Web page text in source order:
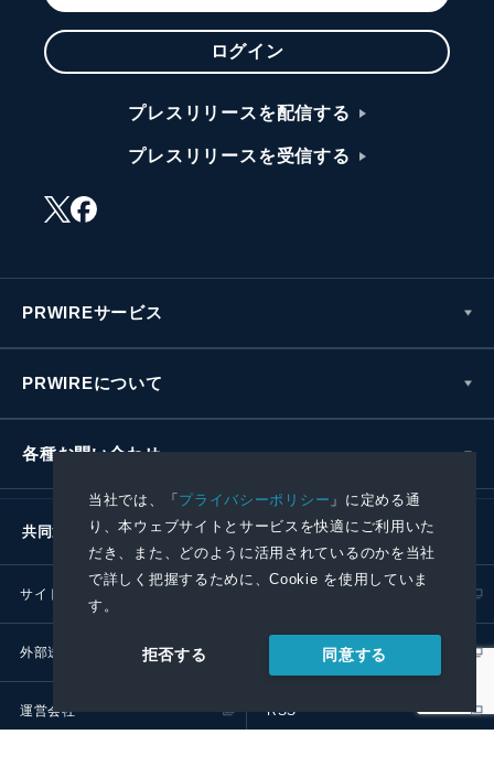
当社では、「プライバシーポリシー 」に定める通
り、本ウェブサイトとサービスを快適にご利用いた
だき、また、どのように活用されているのかを当社
で詳しく把握するために、Cookie を使用していま
す。
拒否する 同意する
ログイン
プレスリリースを配信する
プレスリリースを受信する
PRWIREサービス
PRWIREについて
各種お問い合わせ
共同通信社グループ
サイトポリシー
外部送信ポリシー プレスリリース取扱基準
運営会社 RSS